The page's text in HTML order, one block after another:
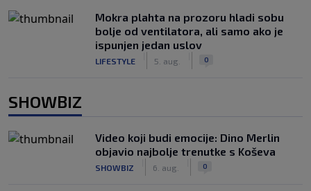
Mokra plahta na prozoru hladi sobu
bolje od ventilatora, ali samo ako je
ispunjen jedan uslov
LIFESTYLE 5. aug. 0
SHOWBIZ
Video koji budi emocije: Dino Merlin
objavio najbolje trenutke s Koševa
SHOWBIZ 6. aug. 0